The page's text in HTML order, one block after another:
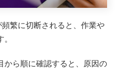
繁に切断されると、作業や
から順に確認すると、原因の